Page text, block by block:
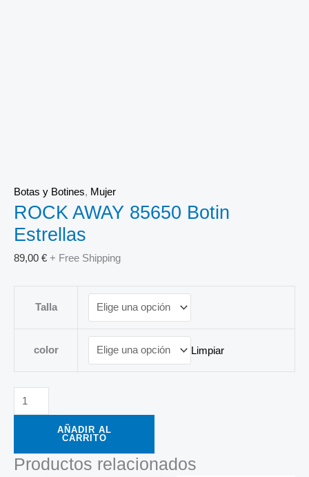
Botas y Botines, Mujer
ROCK AWAY 85650 Botin
Estrellas
89,00 € + Free Shipping
Talla
color Limpiar
AÑADIR AL
CARRITO
Productos relacionados